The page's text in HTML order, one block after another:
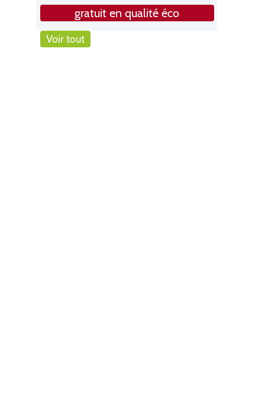
gratuit en qualité éco
Voir tout